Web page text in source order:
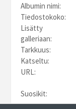
Albumin nimi:
Tiedostokoko:
Lisätty
galleriaan:
Tarkkuus:
Katseltu:
URL:
Suosikit: